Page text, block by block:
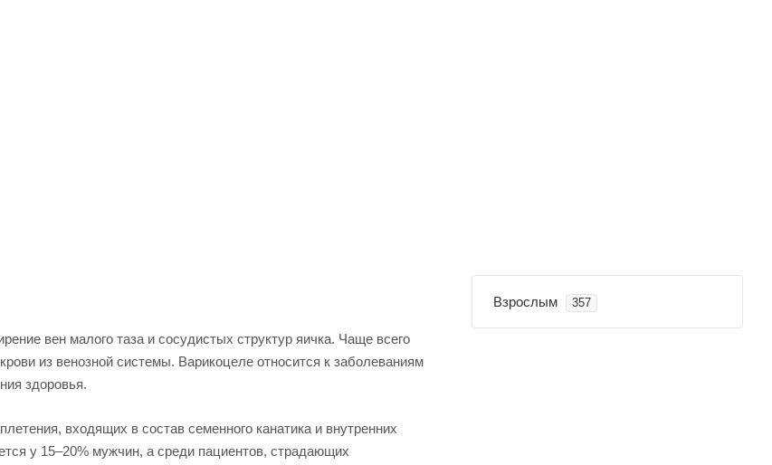
вен малого таза и сосудистых структур яичка. Чаще всего
из венозной системы. Варикоцеле относится к заболеваниям
здоровья.
входящих в состав семенного канатика и внутренних
у 15–20% мужчин, а среди пациентов, страдающих
Взрослым 357